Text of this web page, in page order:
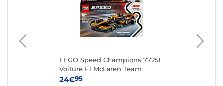
LEGO Speed Champions 77251
Voiture F1 McLaren Team
MCL38
24€95